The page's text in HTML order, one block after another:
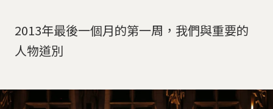
2013年最後一個月的第一周，我們與重要的
人物道別